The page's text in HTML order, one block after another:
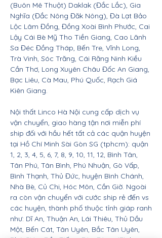
(Buôn Mê Thuột) Daklak (Đắc Lắc), Gia
Nghĩa (Đắc Nông Đăk Nông), Đà Lạt Bảo
Lộc Lâm Đồng, Đồng Xoài Bình Phước, Cai
Lậy Cái Bè Mỹ Tho Tiền Giang, Cao Lãnh
Sa Đéc Đồng Tháp, Bến Tre, Vĩnh Long,
Trà Vinh, Sóc Trăng, Cái Răng Ninh Kiều
Cần Thơ, Long Xuyên Châu Đốc An Giang,
Bạc Liêu, Cà Mau, Phú Quốc, Rạch Giá
Kiên Giang.
Nội thất Linco Hà Nội cung cấp dịch vụ
vận chuyển, giao hàng tận nơi miễn phí
ship đối với hầu hết tất cả các quận huyện
tại Hồ Chí Minh Sài Gòn SG (tphcm): quận
1, 2, 3, 4, 5, 6, 7, 8, 9, 10, 11, 12, Bình Tân,
Tân Phú, Tân Bình, Phú Nhuận, Gò Vấp,
Bình Thạnh, Thủ Đức, huyện Bình Chánh,
Nhà Bè, Củ Chi, Hóc Môn, Cần Giờ. Ngoài
ra còn vận chuyển với cước ship rẻ đến vs
các huyện, thành phố thuộc tỉnh giáp ranh
như: Dĩ An, Thuận An, Lái Thiêu, Thủ Dầu
Một, Bến Cát, Tân Uyên, Bắc Tân Uyên,